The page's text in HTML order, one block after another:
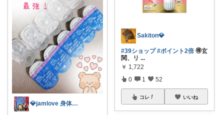
💎jamlove 身体に優しく
Sakiton💎
#39ショップ #ポイント2倍 🉐玄
関、リ ...
￥ 1,722
0 1 52
コレ いいね